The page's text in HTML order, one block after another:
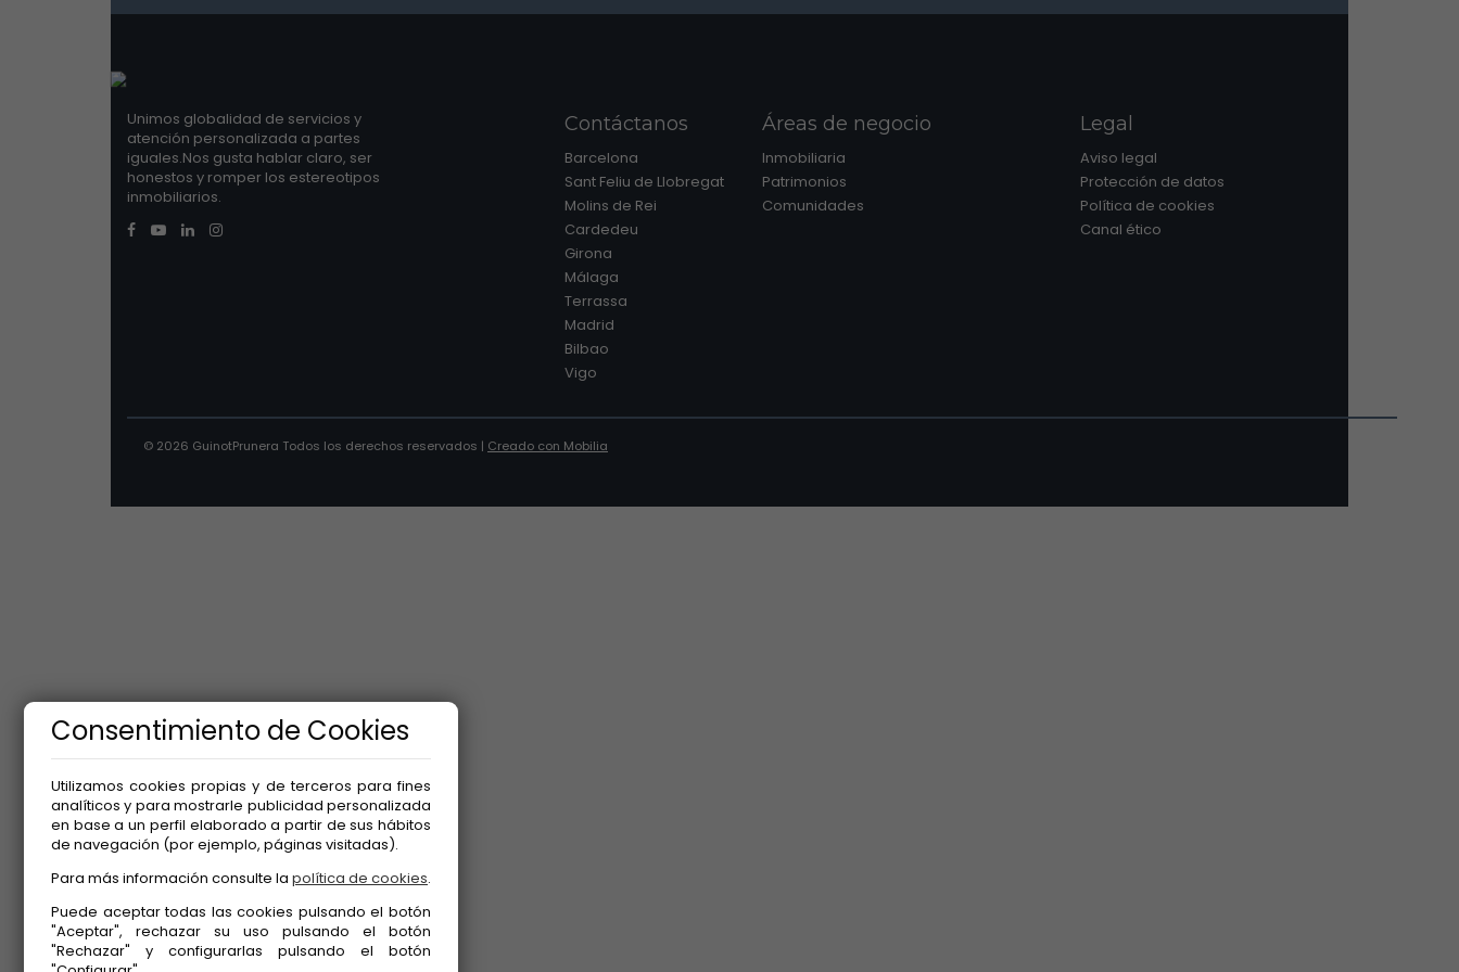
Unimos globalidad de servicios y
atención personalizada a partes
iguales.Nos gusta hablar claro, ser
honestos y romper los estereotipos
inmobiliarios.
Contáctanos
Barcelona
Sant Feliu de Llobregat
Molins de Rei
Cardedeu
Girona
Málaga
Terrassa
Madrid
Bilbao
Vigo
Áreas de negocio
Inmobiliaria
Patrimonios
Comunidades
Legal
Aviso legal
Protección de datos
Política de cookies
Canal ético
© 2026 GuinotPrunera Todos los derechos reservados | Creado con Mobilia
Consentimiento de Cookies
Utilizamos cookies propias y de terceros para fines
analíticos y para mostrarle publicidad personalizada
en base a un perfil elaborado a partir de sus hábitos
de navegación (por ejemplo, páginas visitadas).
Para más información consulte la política de cookies.
Puede aceptar todas las cookies pulsando el botón
"Aceptar", rechazar su uso pulsando el botón
"Rechazar" y configurarlas pulsando el botón